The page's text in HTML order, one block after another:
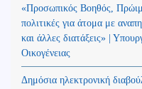
«Προσωπικός Βοηθός,
πολιτικές για άτομα με
και άλλες διατάξεις» |
Οικογένειας
Δημόσια ηλεκτρονική